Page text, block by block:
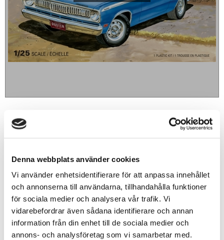
Denna webbplats använder cookies
Vi använder enhetsidentifierare för att anpassa innehållet
och annonserna till användarna, tillhandahålla funktioner
för sociala medier och analysera vår trafik. Vi
vidarebefordrar även sådana identifierare och annan
information från din enhet till de sociala medier och
annons- och analysföretag som vi samarbetar med.
499sek
Lägg till i favoriter
Lagerstatus
Slutsåld
Artikelnr
AMT1118